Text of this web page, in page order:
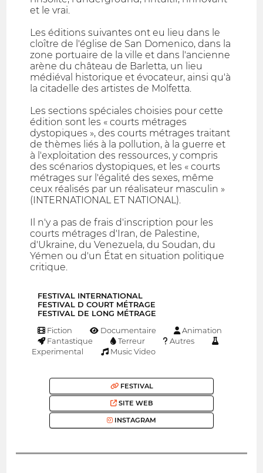
et le vrai.
Les éditions suivantes ont eu lieu dans le
cloître de l'église de San Domenico, dans la
zone portuaire de la ville et dans l'ancienne
arène du château de Barletta, un lieu
médiéval historique et évocateur, ainsi qu'à
la citadelle des artistes de Molfetta.
Les sections spéciales choisies pour cette
édition sont les « courts métrages
dystopiques », des courts métrages traitant
de thèmes liés à la pollution, à la guerre et
à l'exploitation des ressources, y compris
des scénarios dystopiques, et les « courts
métrages sur l'égalité des sexes, même
ceux réalisés par un réalisateur masculin »
(INTERNATIONAL ET NATIONAL).
Il n'y a pas de frais d'inscription pour les
courts métrages d'Iran, de Palestine,
d'Ukraine, du Venezuela, du Soudan, du
Yémen ou d'un État en situation politique
critique.
FESTIVAL INTERNATIONAL
FESTIVAL D COURT MÉTRAGE
FESTIVAL DE LONG MÉTRAGE
Fiction Documentaire
Animation
Fantastique
Terreur
Autres
Experimental
Music Video
FESTIVAL
SITE WEB
INSTAGRAM